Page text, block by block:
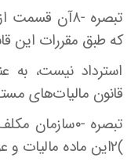
تبصره -۸آن
که طبق مقررات این
استرداد نیست، به
قانون مالیات‌های
)۲این ماده مالیات و عوارض پرداختی